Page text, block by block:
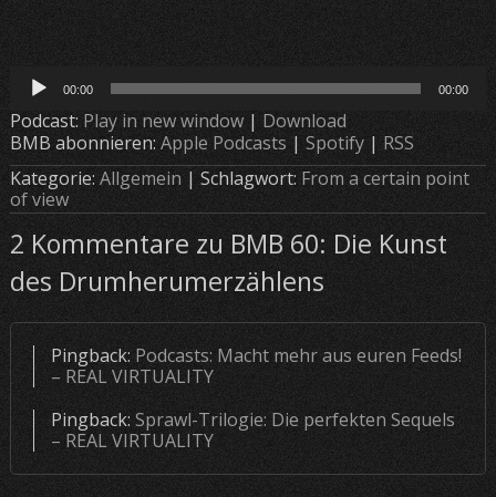
Audio-
Player
00:00 00:00
Podcast: Play in new window| Download
BMB abonnieren: Apple Podcasts| Spotify| RSS
Kategorie: Allgemein | Schlagwort: From a certain point
of view
2 Kommentare zu BMB 60: Die Kunst
des Drumherumerzählens
Pingback: Podcasts: Macht mehr aus euren Feeds!
– REAL VIRTUALITY
Pingback: Sprawl-Trilogie: Die perfekten Sequels
– REAL VIRTUALITY